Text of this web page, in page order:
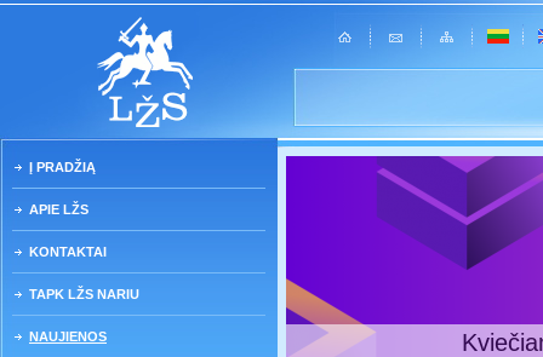
Į PRADŽIĄ
APIE LŽS
KONTAKTAI
TAPK LŽS NARIU
NAUJIENOS